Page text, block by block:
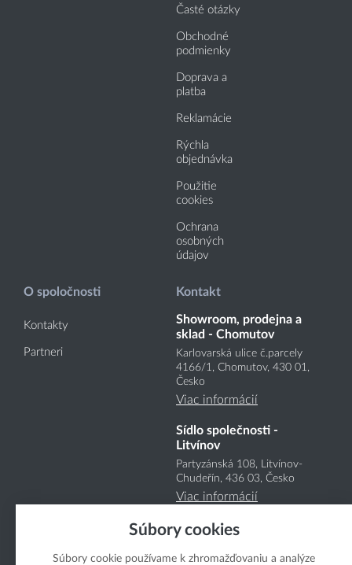
Časté otázky
Obchodné
podmienky
Doprava a
platba
Reklamácie
Rýchla
objednávka
Použitie
cookies
Ochrana
osobných
údajov
O spoločnosti
Kontakty
Partneri
Kontakt
Showroom, prodejna a
sklad - Chomutov
Karlovarská ulice č.parcely
4166/1, Chomutov, 430 01,
Česko
Viac informácií
Sídlo společnosti -
Litvínov
Partyzánská 108, Litvínov-
Chudeřín, 436 03, Česko
Viac informácií
Súbory cookies
Súbory cookie používame k zhromažďovaniu a analýze